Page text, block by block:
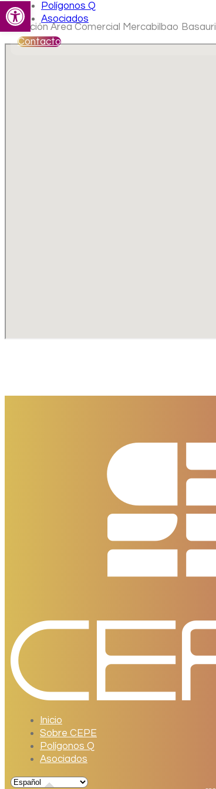
Abrir barra de herramientas
Polígonos Q
Asociados
Contacto
Ubicación Area Comercial Mercabilbao Basauri
Inicio
Sobre CEPE
Polígonos Q
Asociados